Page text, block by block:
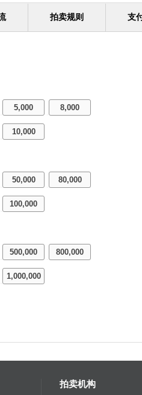
拍卖规则 支
5,000
8,000
10,000
50,000
80,000
100,000
500,000
800,000
1,000,000
拍卖机构